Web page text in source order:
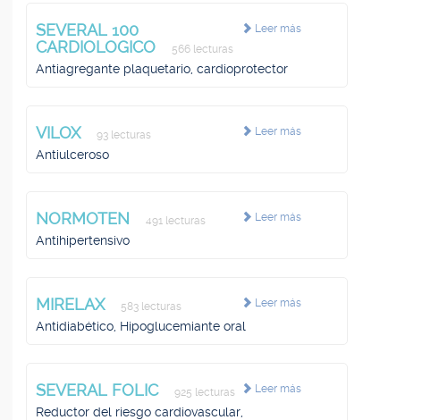
Leer más
SEVERAL 100
CARDIOLOGICO
566 lecturas
Antiagregante plaquetario, cardioprotector
Leer más
VILOX 93 lecturas
Antiulceroso
Leer más
NORMOTEN 491 lecturas
Antihipertensivo
Leer más
MIRELAX 583 lecturas
Antidiabético, Hipoglucemiante oral
Leer más
SEVERAL FOLIC 925 lecturas
Reductor del riesgo cardiovascular,